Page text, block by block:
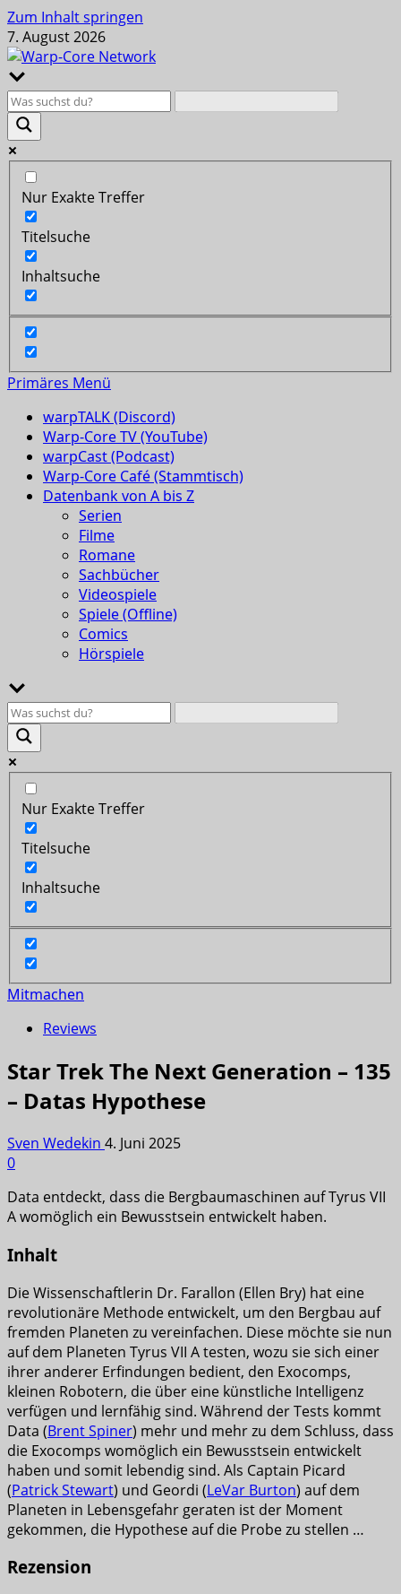
Zum Inhalt springen
7. August 2026
Nur Exakte Treffer
Titelsuche
Inhaltsuche
Primäres Menü
warpTALK (Discord)
Warp-Core TV (YouTube)
warpCast (Podcast)
Warp-Core Café (Stammtisch)
Datenbank von A bis Z
Serien
Filme
Romane
Sachbücher
Videospiele
Spiele (Offline)
Comics
Hörspiele
Nur Exakte Treffer
Titelsuche
Inhaltsuche
Mitmachen
Reviews
Star Trek The Next Generation – 135
– Datas Hypothese
Sven Wedekin 4. Juni 2025
0
Data entdeckt, dass die Bergbaumaschinen auf Tyrus VII
A womöglich ein Bewusstsein entwickelt haben.
Inhalt
Die Wissenschaftlerin Dr. Farallon (Ellen Bry) hat eine
revolutionäre Methode entwickelt, um den Bergbau auf
fremden Planeten zu vereinfachen. Diese möchte sie nun
auf dem Planeten Tyrus VII A testen, wozu sie sich einer
ihrer anderer Erfindungen bedient, den Exocomps,
kleinen Robotern, die über eine künstliche Intelligenz
verfügen und lernfähig sind. Während der Tests kommt
Data (Brent Spiner) mehr und mehr zu dem Schluss, dass
die Exocomps womöglich ein Bewusstsein entwickelt
haben und somit lebendig sind. Als Captain Picard
(Patrick Stewart) und Geordi (LeVar Burton) auf dem
Planeten in Lebensgefahr geraten ist der Moment
gekommen, die Hypothese auf die Probe zu stellen …
Rezension